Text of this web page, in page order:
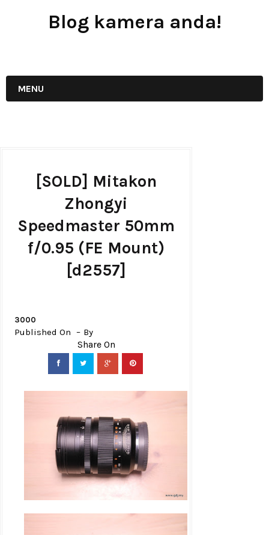
Blog kamera anda!
MENU
[SOLD] Mitakon
Zhongyi
Speedmaster 50mm
f/0.95 (FE Mount)
[d2557]
3000
Published On By